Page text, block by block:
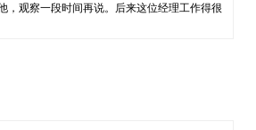
，观察一段时间再说。后来这位经理工作得很